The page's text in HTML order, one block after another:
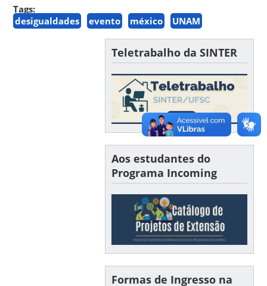
Tags:
desigualdades
evento méxico UNAM
Teletrabalho da SINTER
Aos estudantes do
Programa Incoming
Formas de Ingresso na